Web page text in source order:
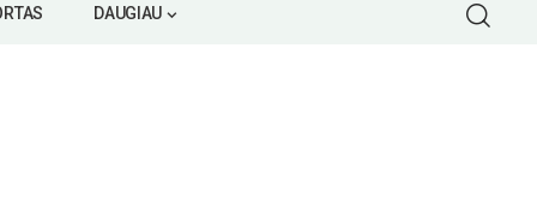
DAUGIAU